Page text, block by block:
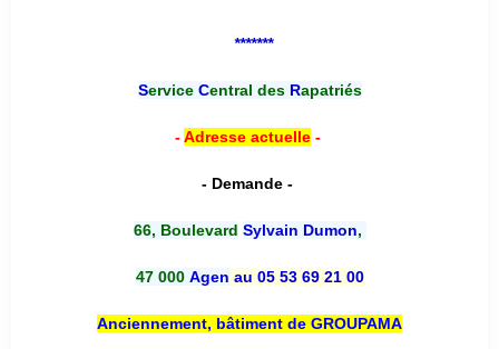
*******
Service Central desRapatriés
-Adresse actuelle-
- Demande -
66, Boulevard Sylvain Dumon,
47 000 Agen au 05 53 69 21 00
Anciennement, bâtiment de GROUPAMA